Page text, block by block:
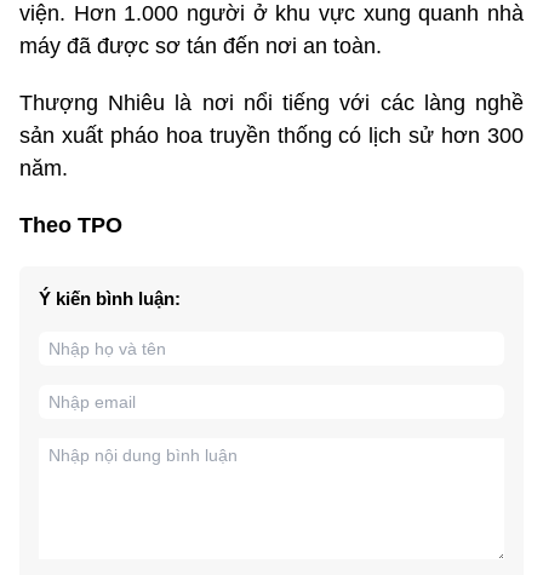
viện. Hơn 1.000 người ở khu vực xung quanh nhà
máy đã được sơ tán đến nơi an toàn.
Thượng Nhiêu là nơi nổi tiếng với các làng nghề
sản xuất pháo hoa truyền thống có lịch sử hơn 300
năm.
Theo TPO
Ý kiến bình luận: